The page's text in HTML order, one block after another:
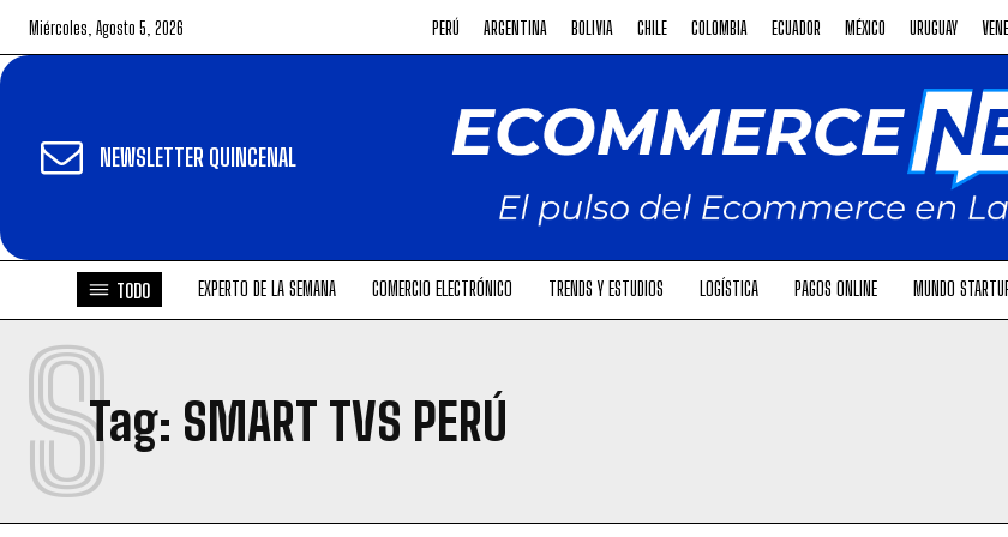
Miércoles, Agosto 5, 2026 PERÚ ARGENTINA BOLIVIA CHILE COLOMBIA ECUADOR MÉXICO URUGUAY
NEWSLETTER QUINCENAL
TODO EXPERTO DE LA SEMANA COMERCIO ELECTRÓNICO TRENDS Y ESTUDIOS LOGÍSTICA PAGOS ONLINE MUNDO
Tag: SMART TVS PERÚ
S